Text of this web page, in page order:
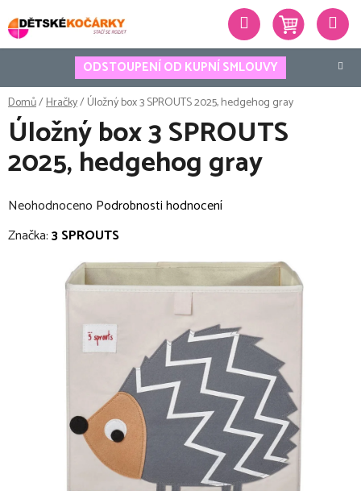
na
obsah
ODSTOUPENÍ OD KUPNÍ SMLOUVY
Hledat
Domů/Hračky/Úložný box 3 SPROUTS 2025, hedgehog gray
Úložný box 3 SPROUTS
2025, hedgehog gray
Průměrné
hodnocení
Neohodnoceno Podrobnosti hodnocení
Značka:3 SPROUTS